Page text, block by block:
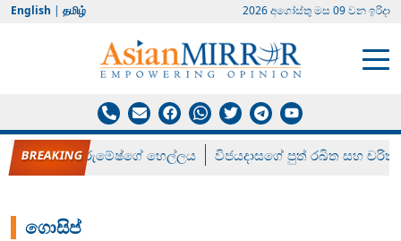
English | தமிழ் 2026 අගෝස්‍තු මස 09 වන ඉරිදා
රන් ගෙනා රුමේෂ්ගේ හෙල්ලය විජයදාසගේ පුත් රඛිත සහ චරිත්
ගොසිප්